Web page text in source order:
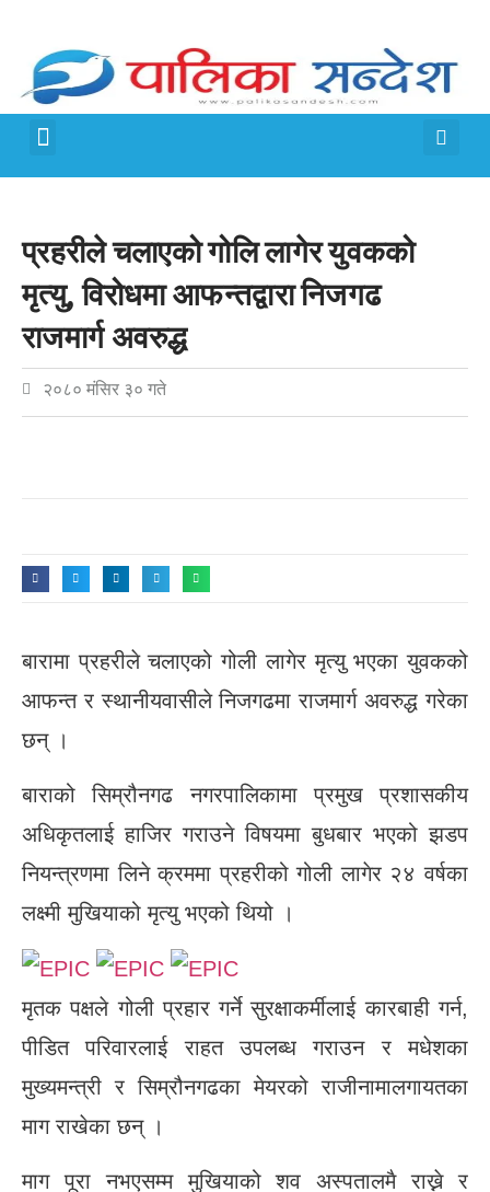
प्रहरीले चलाएको गोलि लागेर युवकको
मृत्यु, विरोधमा आफन्तद्वारा निजगढ
राजमार्ग अवरुद्ध
२०८० मंसिर ३० गते
बारामा प्रहरीले चलाएको गोली लागेर मृत्यु भएका युवकको
आफन्त र स्थानीयवासीले निजगढमा राजमार्ग अवरुद्ध गरेका
छन् ।
बाराको सिम्रौनगढ नगरपालिकामा प्रमुख प्रशासकीय
अधिकृतलाई हाजिर गराउने विषयमा बुधबार भएको झडप
नियन्त्रणमा लिने क्रममा प्रहरीको गोली लागेर २४ वर्षका
लक्ष्मी मुखियाको मृत्यु भएको थियो ।
मृतक पक्षले गोली प्रहार गर्ने सुरक्षाकर्मीलाई कारबाही गर्न,
पीडित परिवारलाई राहत उपलब्ध गराउन र मधेशका
मुख्यमन्त्री र सिम्रौनगढका मेयरको राजीनामालगायतका
माग राखेका छन् ।
माग पूरा नभएसम्म मुखियाको शव अस्पतालमै राख्ने र